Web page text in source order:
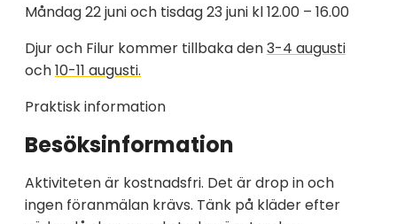
Måndag 22 juni och tisdag 23 juni kl 12.00 – 16.00
Djur och Filur kommer tillbaka den3-4 augusti
och10-11 augusti.
Praktisk information
Besöksinformation
Aktiviteten är kostnadsfri. Det är drop in och
ingen föranmälan krävs. Tänk på kläder efter